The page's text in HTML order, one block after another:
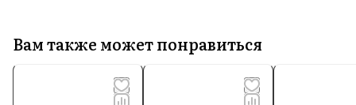
Вам также может понравиться